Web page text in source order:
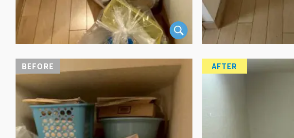
BEFORE AFTER